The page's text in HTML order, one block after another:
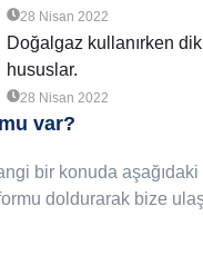
28 Nisan 2022
Doğalgaz kullanırken
hususlar.
28 Nisan 2022
var?
bir konuda
doldurarak bize